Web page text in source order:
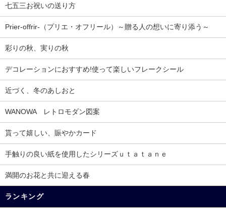
七五三お祝いの送り方
Prier-offrir-（プリエ・オフリール）～贈る人の想いに寄り添う～
彩りの秋、実りの秋
デコレーションにおすすめ!使って楽しいフレークシール
近づく、冬のあしおと
WANOWA レトロモダン図案
貰って嬉しい、賑やかカード
手触りの良い紙を使用したシリーズｕｔａｔａｎｅ
満開のお花と共に迎える春
ランキング